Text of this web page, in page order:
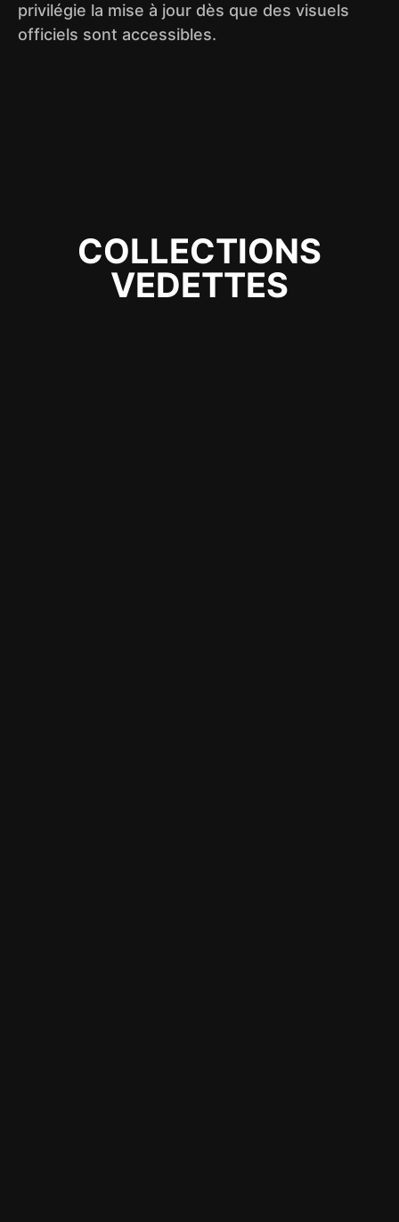
privilégie la mise à jour dès que des visuels
officiels sont accessibles.
COLLECTIONS
VEDETTES